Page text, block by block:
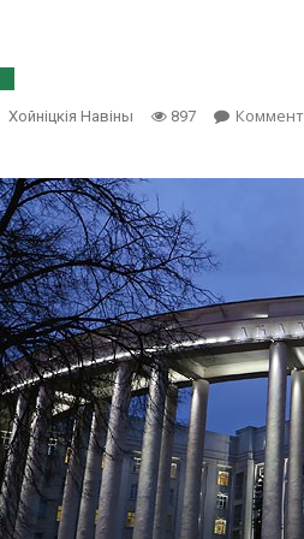
Хойнiцкiя Навiны 897